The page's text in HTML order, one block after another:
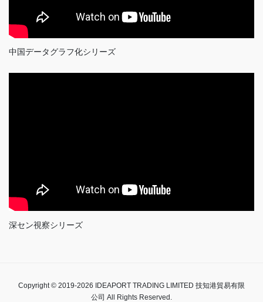
中国データグラフ化シリーズ
深セン視察シリーズ
Copyright © 2019-2026 IDEAPORT TRADING LIMITED 技知港貿易有限
公司 All Rights Reserved.